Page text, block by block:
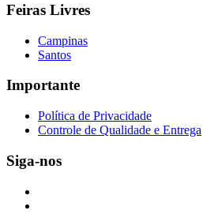
Feiras Livres
Campinas
Santos
Importante
Política de Privacidade
Controle de Qualidade e Entrega
Siga-nos